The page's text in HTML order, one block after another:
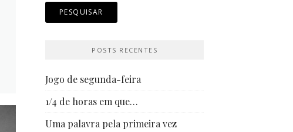
POSTS RECENTES
Jogo de segunda-feira
1/4 de horas em que…
Uma palavra pela primeira vez